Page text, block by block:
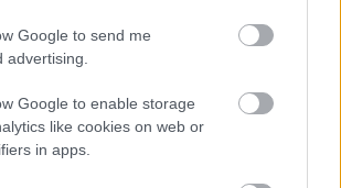
Google to send me
advertising.
Google to enable storage
like cookies on web or
in apps.
az autóban, amiket muszáj
ket, amiket zenekarok adnak, hogy
őket. Amikor ezeket unom már,